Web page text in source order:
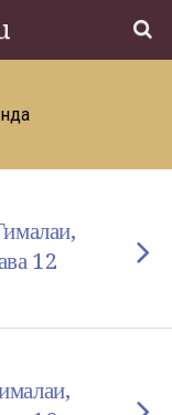
12